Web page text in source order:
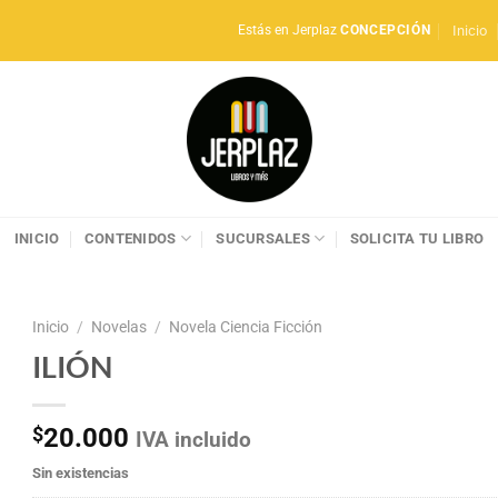
Estás en JerplazCONCEPCIÓN Inicio
INICIO CONTENIDOS SUCURSALES SOLICITA TU LIBRO
Inicio / Novelas / Novela Ciencia Ficción
ILIÓN
$20.000 IVA incluido
Sin existencias